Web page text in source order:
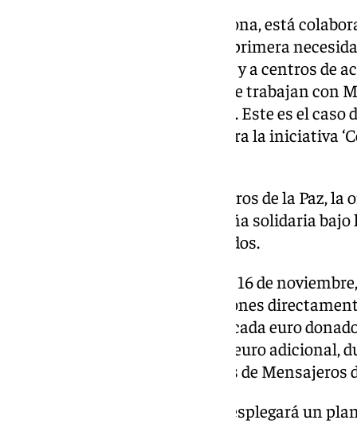
En el caso de la cadena Mercadona, está
de donaciones de productos de primera
ayuntamientos de la ‘zona cero’ y a centros de
de Valencia. Los proveedores que trabajan con
«volcados» en la ayuda solidaria. Este es el
habilitado sus instalaciones para la iniciativa
Además, McDonald’s y Mensajeros de la Paz,
Ángel, han lanzado una campaña solidaria bajo
con el fin de ayudar a los afectados.
De este modo, hasta el próximo 16 de
España podrán realizar donaciones
adheridos a esta iniciativa. Por cada euro
ha comprometido a aportar un euro adicional,
contribución particular a través de Mensajeros
se desplegará un